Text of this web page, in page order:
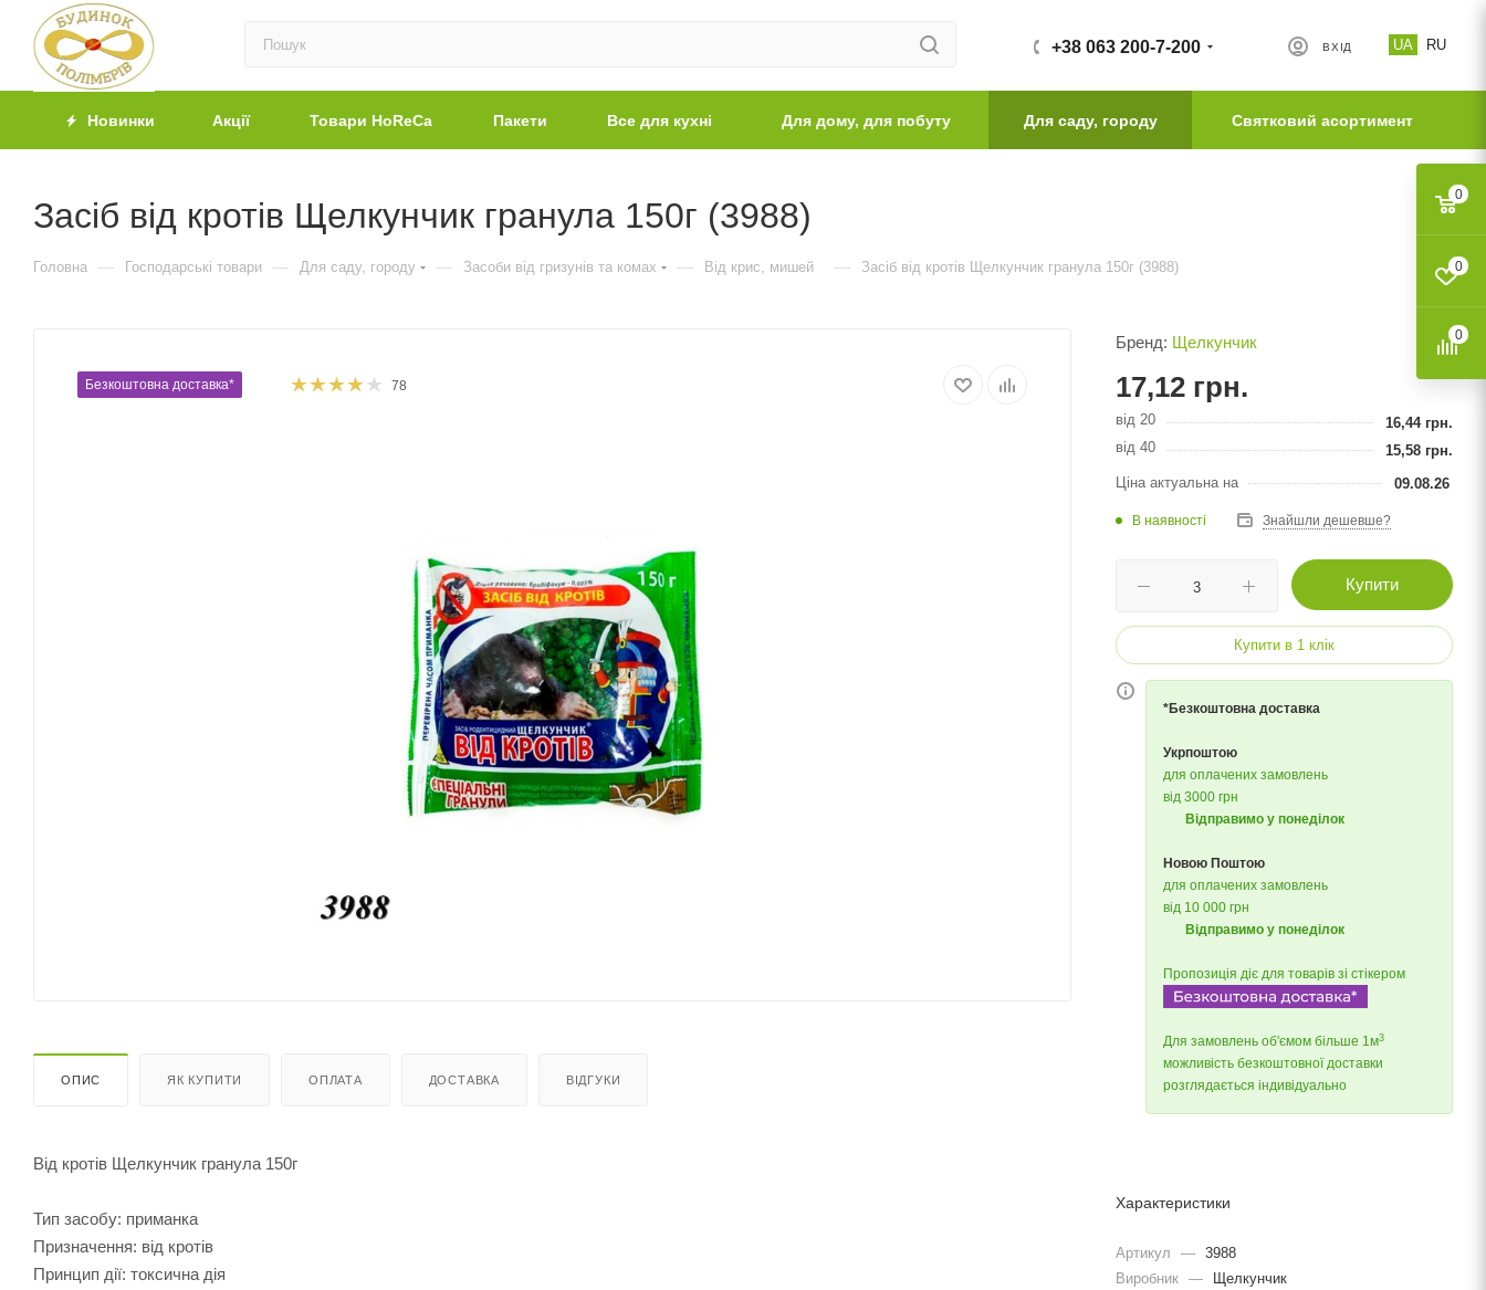
UA RU
ВХІД
+38 063 200-7-200
Новинки Акції Товари HoReCa Пакети Все для кухні Для дому, для побуту Для саду, городу Святковий асортимент
Засіб від кротів Щелкунчик гранула 150г (3988)
Головна — Господарські товари — Для саду, городу — Засоби від гризунів та комах — Від крис, мишей — Засіб від кротів Щелкунчик гранула 150г (3988)
Безкоштовна доставка* 78
ОПИС ЯК КУПИТИ ОПЛАТА ДОСТАВКА ВІДГУКИ
Від кротів Щелкунчик гранула 150г
Тип засобу: приманка
Призначення: від кротів
Принцип дії: токсична дія
Бренд: Щелкунчик
17,12 грн.
від 20 16,44грн.
від 40
15,58 грн.
Ціна актуальна на
09.08.26
В наявності Знайшли дешевше?
Купити
Купити в 1 клік
*Безкоштовна доставка
Укрпоштою
для оплачених замовлень
від 3000 грн
Відправимо у понеділок
Новою Поштою
для оплачених замовлень
від 10 000 грн
Відправимо у понеділок
Пропозиція діє для товарів зі стікером
Для замовлень об'ємом більше 1м3
можливість безкоштовної доставки
розглядається індивідуально
Характеристики
Артикул — 3988
Виробник —
Щелкунчик
0
0
0